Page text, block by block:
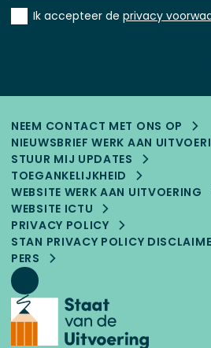
Instemming
Ik accepteer de privacy
NEEM CONTACT MET ONS OP
NIEUWSBRIEF WERK AAN
STUUR MIJ UPDATES
TOEGANKELIJK­HEID
WEBSITE WERK AAN UITVOERING
WEBSITE ICTU
PRIVACY POLICY
STAN PRIVACY POLICY
PERS